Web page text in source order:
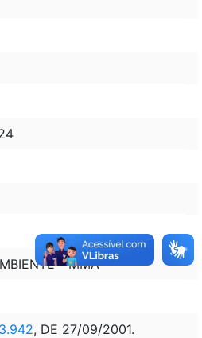
- MMA
, DE 27/09/2001.